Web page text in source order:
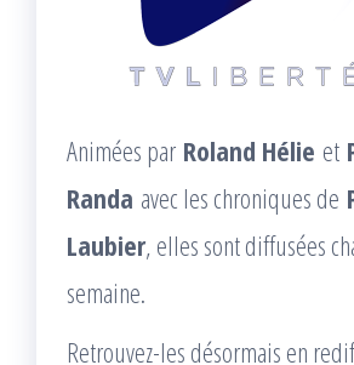
Animées par Roland Hélie et
Randa avec les chroniques de
Laubier, elles sont diffusées
semaine.
Retrouvez-les désormais en